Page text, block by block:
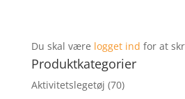
Du skal være logget ind for at
Produktkategorier
Aktivitetslegetøj (70)